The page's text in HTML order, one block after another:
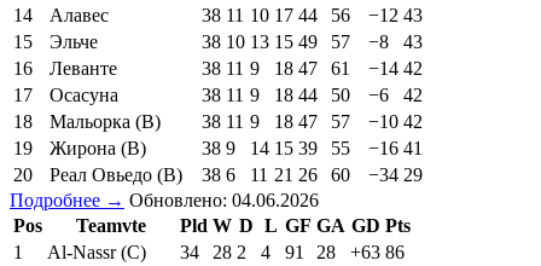
14
Алавес 38 11 10 17 44 56 −12 43
15
Эльче 38 10 13 15 49 57 −8
43
16
Леванте 38 11 9 18 47 61 −14 42
17
Осасуна 38 11 9 18 44 50 −6
42
18
Мальорка (В) 38 11 9 18 47 57 −10 42
19
Жирона (В) 38 9 14 15 39 55 −16 41
20
Реал Овьедо (В) 38 6 11 21 26 60 −34 29
Подробнее → Обновлено: 04.06.2026
Pos
Teamvte Pld W D L GF GA GD Pts
1
Al-Nassr (C) 34 28 2 4 91 28 +63 86